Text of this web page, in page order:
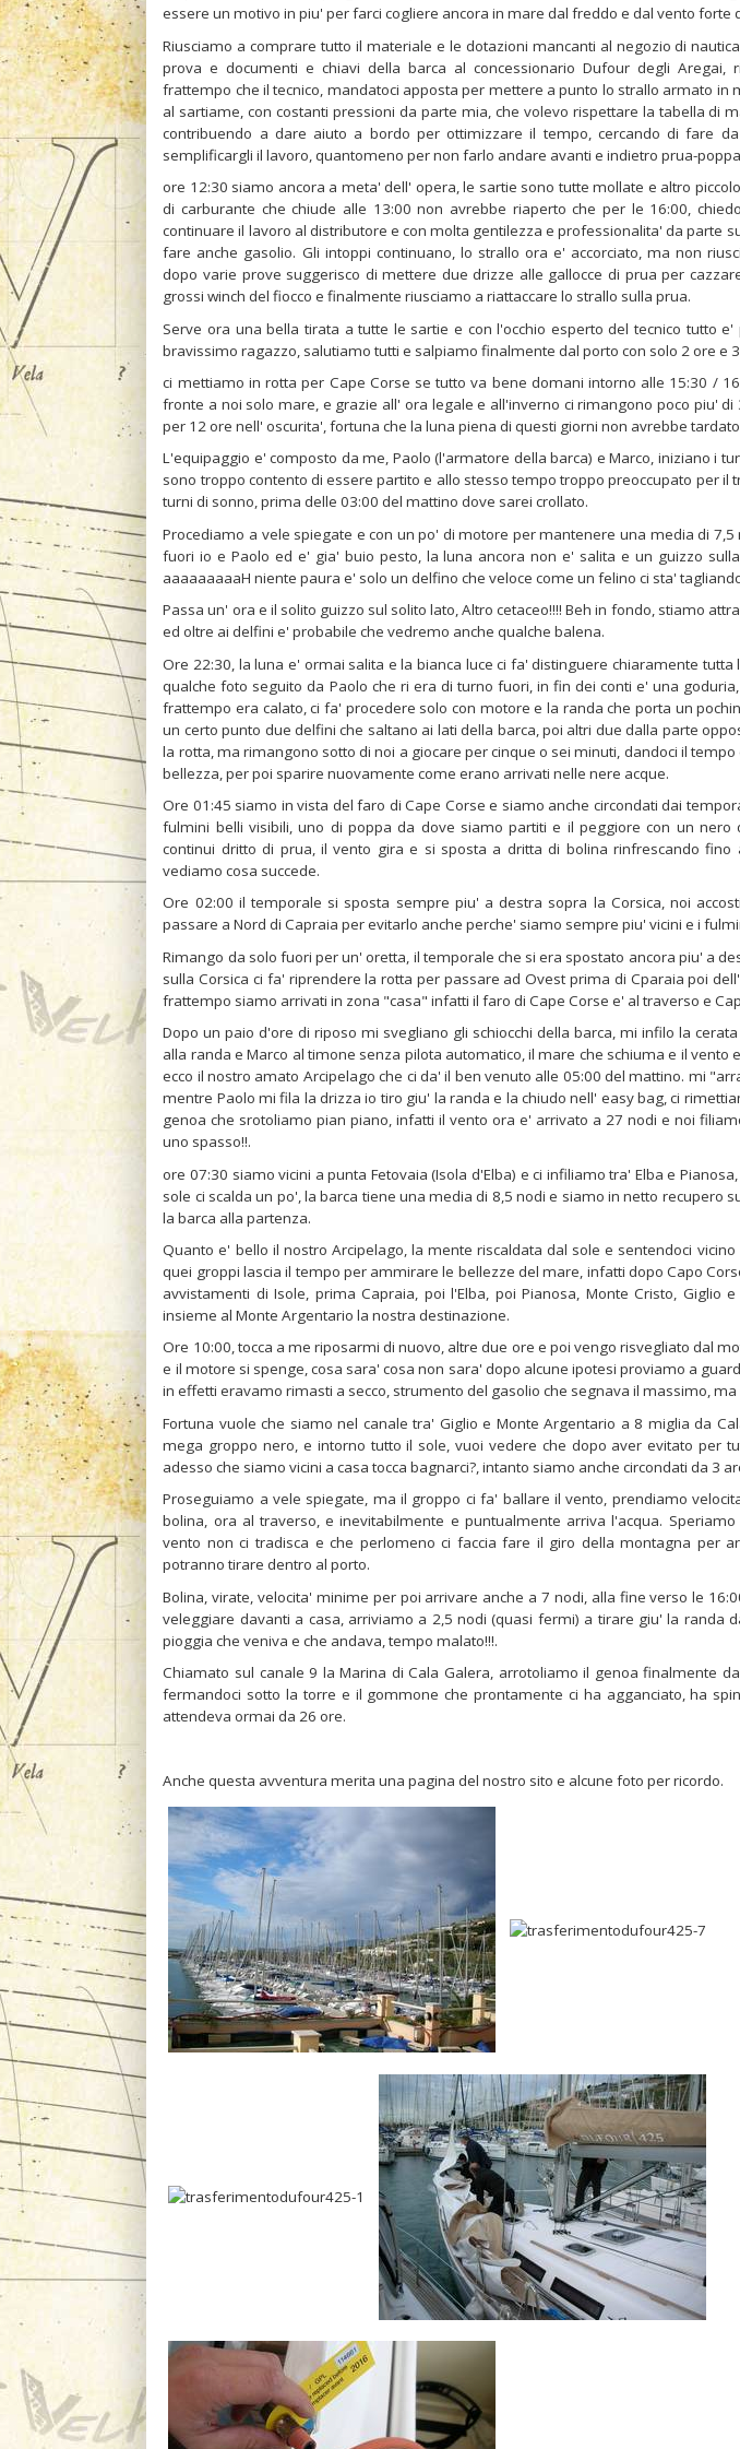
essere un motivo in piu' per farci cogliere ancora in mare dal freddo e dal vento forte
Riusciamo a comprare tutto il materiale e le dotazioni mancanti al negozio di
prova e documenti e chiavi della barca al concessionario Dufour degli Aregai,
frattempo che il tecnico, mandatoci apposta per mettere a punto lo strallo armato in
al sartiame, con costanti pressioni da parte mia, che volevo rispettare la tabella di
contribuendo a dare aiuto a bordo per ottimizzare il tempo, cercando di fare
semplificargli il lavoro, quantomeno per non farlo andare avanti e indietro prua-
ore 12:30 siamo ancora a meta' dell' opera, le sartie sono tutte mollate e altro
di carburante che chiude alle 13:00 non avrebbe riaperto che per le 16:00,
continuare il lavoro al distributore e con molta gentilezza e professionalita' da parte
fare anche gasolio. Gli intoppi continuano, lo strallo ora e' accorciato, ma non
dopo varie prove suggerisco di mettere due drizze alle gallocce di prua per
grossi winch del fiocco e finalmente riusciamo a riattaccare lo strallo sulla prua.
Serve ora una bella tirata a tutte le sartie e con l'occhio esperto del tecnico tutto e'
bravissimo ragazzo, salutiamo tutti e salpiamo finalmente dal porto con solo 2 ore e
ci mettiamo in rotta per Cape Corse se tutto va bene domani intorno alle 15:30 /
fronte a noi solo mare, e grazie all' ora legale e all'inverno ci rimangono poco piu'
per 12 ore nell' oscurita', fortuna che la luna piena di questi giorni non avrebbe
L'equipaggio e' composto da me, Paolo (l'armatore della barca) e Marco, iniziano i
sono troppo contento di essere partito e allo stesso tempo troppo preoccupato per il
turni di sonno, prima delle 03:00 del mattino dove sarei crollato.
Procediamo a vele spiegate e con un po' di motore per mantenere una media di 7,5
fuori io e Paolo ed e' gia' buio pesto, la luna ancora non e' salita e un guizzo
aaaaaaaaaH niente paura e' solo un delfino che veloce come un felino ci sta'
Passa un' ora e il solito guizzo sul solito lato, Altro cetaceo!!!! Beh in fondo, stiamo
ed oltre ai delfini e' probabile che vedremo anche qualche balena.
Ore 22:30, la luna e' ormai salita e la bianca luce ci fa' distinguere chiaramente tutta
qualche foto seguito da Paolo che ri era di turno fuori, in fin dei conti e' una
frattempo era calato, ci fa' procedere solo con motore e la randa che porta un
un certo punto due delfini che saltano ai lati della barca, poi altri due dalla parte
la rotta, ma rimangono sotto di noi a giocare per cinque o sei minuti, dandoci il
bellezza, per poi sparire nuovamente come erano arrivati nelle nere acque.
Ore 01:45 siamo in vista del faro di Cape Corse e siamo anche circondati dai
fulmini belli visibili, uno di poppa da dove siamo partiti e il peggiore con un
continui dritto di prua, il vento gira e si sposta a dritta di bolina rinfrescando
vediamo cosa succede.
Ore 02:00 il temporale si sposta sempre piu' a destra sopra la Corsica, noi
passare a Nord di Capraia per evitarlo anche perche' siamo sempre piu' vicini e i
Rimango da solo fuori per un' oretta, il temporale che si era spostato ancora piu' a
sulla Corsica ci fa' riprendere la rotta per passare ad Ovest prima di Cparaia poi
frattempo siamo arrivati in zona "casa" infatti il faro di Cape Corse e' al traverso e
Dopo un paio d'ore di riposo mi svegliano gli schiocchi della barca, mi infilo la
alla randa e Marco al timone senza pilota automatico, il mare che schiuma e il vento
ecco il nostro amato Arcipelago che ci da' il ben venuto alle 05:00 del mattino. mi
mentre Paolo mi fila la drizza io tiro giu' la randa e la chiudo nell' easy bag, ci
genoa che srotoliamo pian piano, infatti il vento ora e' arrivato a 27 nodi e noi
uno spasso!!.
ore 07:30 siamo vicini a punta Fetovaia (Isola d'Elba) e ci infiliamo tra' Elba e
sole ci scalda un po', la barca tiene una media di 8,5 nodi e siamo in netto recupero
la barca alla partenza.
Quanto e' bello il nostro Arcipelago, la mente riscaldata dal sole e sentendoci
quei groppi lascia il tempo per ammirare le bellezze del mare, infatti dopo Capo
avvistamenti di Isole, prima Capraia, poi l'Elba, poi Pianosa, Monte Cristo, Giglio
insieme al Monte Argentario la nostra destinazione.
Ore 10:00, tocca a me riposarmi di nuovo, altre due ore e poi vengo risvegliato dal
e il motore si spenge, cosa sara' cosa non sara' dopo alcune ipotesi proviamo a
in effetti eravamo rimasti a secco, strumento del gasolio che segnava il massimo,
Fortuna vuole che siamo nel canale tra' Giglio e Monte Argentario a 8 miglia da
mega groppo nero, e intorno tutto il sole, vuoi vedere che dopo aver evitato per
adesso che siamo vicini a casa tocca bagnarci?, intanto siamo anche circondati da 3
Proseguiamo a vele spiegate, ma il groppo ci fa' ballare il vento, prendiamo
bolina, ora al traverso, e inevitabilmente e puntualmente arriva l'acqua.
vento non ci tradisca e che perlomeno ci faccia fare il giro della montagna per
potranno tirare dentro al porto.
Bolina, virate, velocita' minime per poi arrivare anche a 7 nodi, alla fine verso le
veleggiare davanti a casa, arriviamo a 2,5 nodi (quasi fermi) a tirare giu' la randa
pioggia che veniva e che andava, tempo malato!!!.
Chiamato sul canale 9 la Marina di Cala Galera, arrotoliamo il genoa finalmente
fermandoci sotto la torre e il gommone che prontamente ci ha agganciato, ha
attendeva ormai da 26 ore.
Anche questa avventura merita una pagina del nostro sito e alcune foto per ricordo.